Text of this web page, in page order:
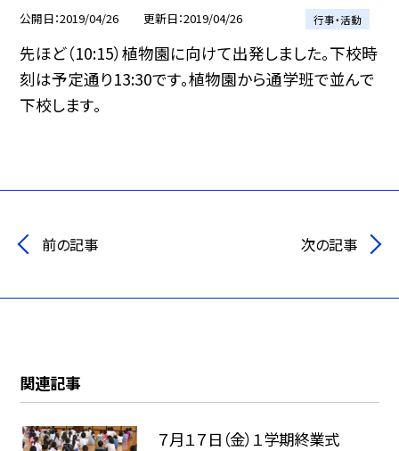
公開日 2019/04/26 更新日 2019/04/26 行事・活動
先ほど（10:15）植物園に向けて出発しました。下校時
刻は予定通り13:30です。植物園から通学班で並んで
下校します。
前の記事 次の記事
関連記事
７月１７日（金）１学期終業式